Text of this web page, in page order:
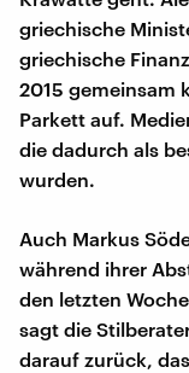
griechische
griechische
2015 gemeinsam
Parkett auf.
die dadurch als
wurden.
Auch Markus
während ihrer
den letzten
sagt die
darauf zurück,